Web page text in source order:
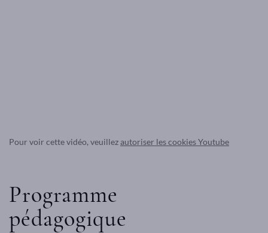
Pour voir cette vidéo, veuillezautoriser les cookies Youtube
Programme
pédagogique